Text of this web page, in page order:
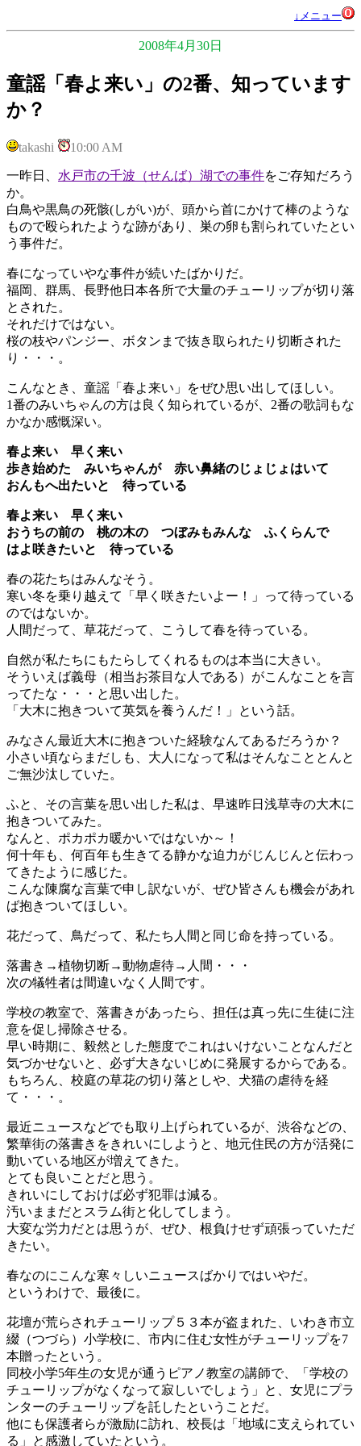
↓メニュー
2008年4月30日
童謡「春よ来い」の2番、知っています
か？
takashi 10:00 AM
一昨日、 水戸市の千波（せんば）湖での事件をご存知だろう
か。
白鳥や黒鳥の死骸(しがい)が、頭から首にかけて棒のような
もので殴られたような跡があり、巣の卵も割られていたとい
う事件だ。
春になっていやな事件が続いたばかりだ。
福岡、群馬、長野他日本各所で大量のチューリップが切り落
とされた。
それだけではない。
桜の枝やパンジー、ボタンまで抜き取られたり切断された
り・・・。
こんなとき、童謡「春よ来い」をぜひ思い出してほしい。
1番のみいちゃんの方は良く知られているが、2番の歌詞もな
かなか感慨深い。
春よ来い 早く来い
歩き始めた みいちゃんが 赤い鼻緒のじょじょはいて
おんもへ出たいと 待っている
春よ来い 早く来い
おうちの前の 桃の木の つぼみもみんな ふくらんで
はよ咲きたいと 待っている
春の花たちはみんなそう。
寒い冬を乗り越えて「早く咲きたいよー！」って待っている
のではないか。
人間だって、草花だって、こうして春を待っている。
自然が私たちにもたらしてくれるものは本当に大きい。
そういえば義母（相当お茶目な人である）がこんなことを言
ってたな・・・と思い出した。
「大木に抱きついて英気を養うんだ！」という話。
みなさん最近大木に抱きついた経験なんてあるだろうか？
小さい頃ならまだしも、大人になって私はそんなこととんと
ご無沙汰していた。
ふと、その言葉を思い出した私は、早速昨日浅草寺の大木に
抱きついてみた。
なんと、ポカポカ暖かいではないか～！
何十年も、何百年も生きてる静かな迫力がじんじんと伝わっ
てきたように感じた。
こんな陳腐な言葉で申し訳ないが、ぜひ皆さんも機会があれ
ば抱きついてほしい。
花だって、鳥だって、私たち人間と同じ命を持っている。
落書き→植物切断→動物虐待→人間・・・
次の犠牲者は間違いなく人間です。
学校の教室で、落書きがあったら、担任は真っ先に生徒に注
意を促し掃除させる。
早い時期に、毅然とした態度でこれはいけないことなんだと
気づかせないと、必ず大きないじめに発展するからである。
もちろん、校庭の草花の切り落としや、犬猫の虐待を経
て・・・。
最近ニュースなどでも取り上げられているが、渋谷などの、
繁華街の落書きをきれいにしようと、地元住民の方が活発に
動いている地区が増えてきた。
とても良いことだと思う。
きれいにしておけば必ず犯罪は減る。
汚いままだとスラム街と化してしまう。
大変な労力だとは思うが、ぜひ、根負けせず頑張っていただ
きたい。
春なのにこんな寒々しいニュースばかりではいやだ。
というわけで、最後に。
花壇が荒らされチューリップ５３本が盗まれた、いわき市立
綴（つづら）小学校に、市内に住む女性がチューリップを7
本贈ったという。
同校小学5年生の女児が通うピアノ教室の講師で、「学校の
チューリップがなくなって寂しいでしょう」と、女児にプラ
ンターのチューリップを託したということだ。
他にも保護者らが激励に訪れ、校長は「地域に支えられてい
る」と感激していたという。